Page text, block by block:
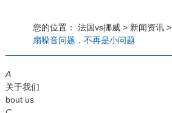
应用案例
工程案例
解决方案
新闻资讯
法国vs挪威
行业资讯
常见问题
您的位置： 法国vs挪威> 新闻资讯>
扇噪音问题，不再是小问题
A
关于我们
bout us